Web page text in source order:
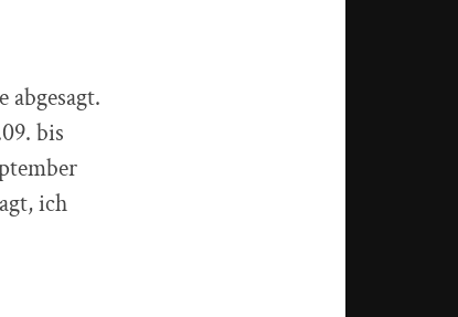
abgesagt.
bis
ich